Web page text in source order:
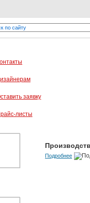
от мировых производителей
Подробнее